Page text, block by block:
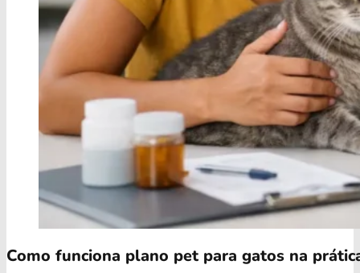
Como funciona plano pet para gatos na